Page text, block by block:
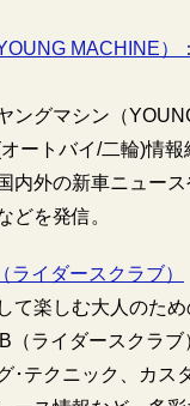
MACHINE）
ングマシン（
ートバイ/二輪)情
内外の新車ニュー
どを発信。
ライダースクラブ）
て楽しむ大人のた
（ライダースクラブ
･テクニック、カス